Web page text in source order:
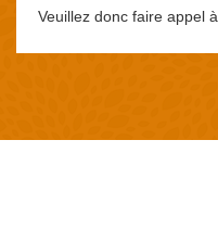
Veuillez donc faire appel